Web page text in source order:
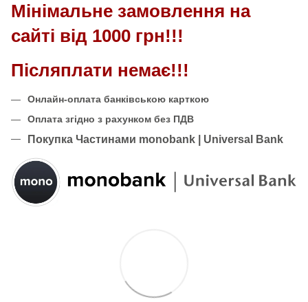
Мінімальне замовлення на
сайті від 1000 грн!!!
Післяплати немає!!!
Онлайн-оплата банківською карткою
Оплата згідно з рахунком без ПДВ
Покупка Частинами monobank | Universal Bank